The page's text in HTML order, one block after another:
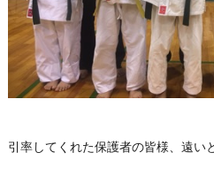
引率してくれた保護者の皆様、遠い